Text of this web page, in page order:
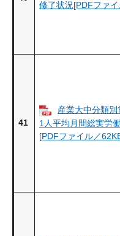
修了状況[PDFファ
41
産業大中分類
1人平均月間総実労
[PDFファイル／